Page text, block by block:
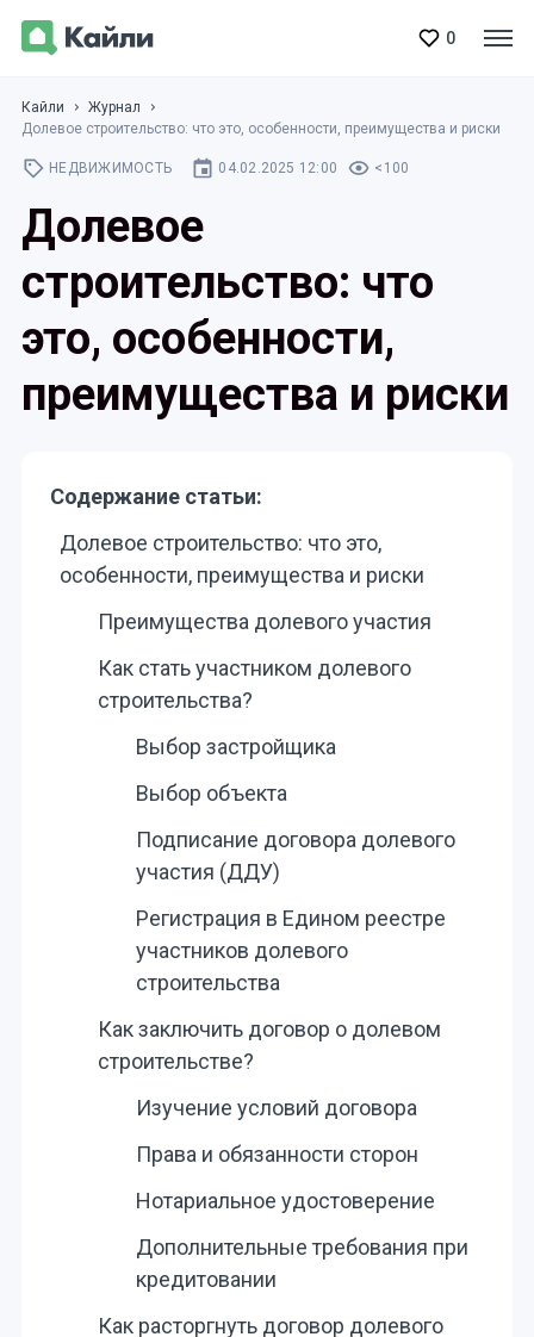
0
Кайли
Журнал
Долевое строительство: что это, особенности, преимущества и риски
НЕДВИЖИМОСТЬ 04.02.2025 12:00 <100
Долевое
строительство: что
это, особенности,
преимущества и риски
Содержание статьи:
Долевое строительство: что это,
особенности, преимущества и риски
Преимущества долевого участия
Как стать участником долевого
строительства?
Выбор застройщика
Выбор объекта
Подписание договора долевого
участия (ДДУ)
Регистрация в Едином реестре
участников долевого
строительства
Как заключить договор о долевом
строительстве?
Изучение условий договора
Права и обязанности сторон
Нотариальное удостоверение
Дополнительные требования при
кредитовании
Как расторгнуть договор долевого